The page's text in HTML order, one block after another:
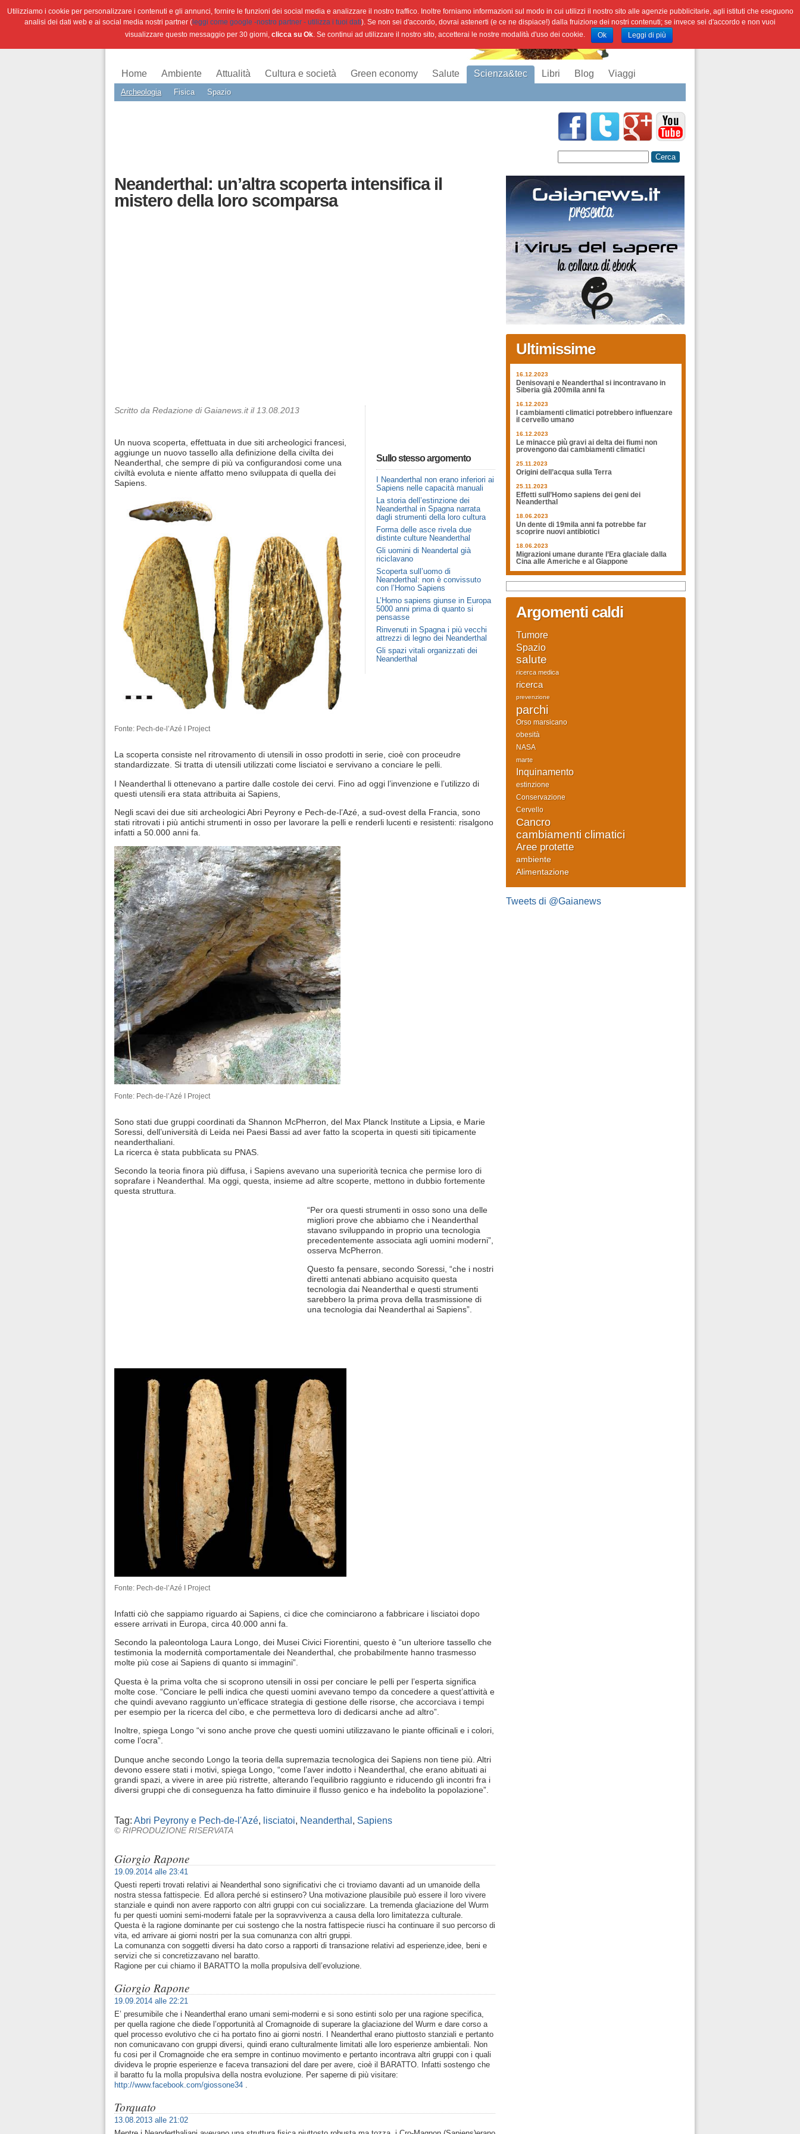
Home Ambiente Attualità Cultura e società Green economy Salute Scienza&tec
Archeologia Fisica Spazio
Libri Blog Viaggi
Neanderthal: un’altra scoperta intensifica il
mistero della loro scomparsa
Sullo stesso argomento
I Neanderthal non erano inferiori ai
Sapiens nelle capacità manuali
La storia dell’estinzione dei
Neanderthal in Spagna narrata
dagli strumenti della loro cultura
Forma delle asce rivela due
distinte culture Neanderthal
Gli uomini di Neandertal già
riciclavano
Scoperta sull’uomo di
Neanderthal: non è convissuto
con l’Homo Sapiens
L’Homo sapiens giunse in Europa
5000 anni prima di quanto si
pensasse
Rinvenuti in Spagna i più vecchi
attrezzi di legno dei Neanderthal
Gli spazi vitali organizzati dei
Neanderthal
Scritto da Redazione di Gaianews.it il 13.08.2013
Un nuova scoperta, effettuata in due siti archeologici francesi,
aggiunge un nuovo tassello alla definizione della civilta dei
Neanderthal, che sempre di più va configurandosi come una
civiltà evoluta e niente affatto meno sviluppata di quella dei
Sapiens.
Fonte: Pech-de-l’Azé I Project
La scoperta consiste nel ritrovamento di utensili in osso prodotti in serie, cioè con proceudre
standardizzate. Si tratta di utensili utilizzati come lisciatoi e servivano a conciare le pelli.
I Neanderthal li ottenevano a partire dalle costole dei cervi. Fino ad oggi l’invenzione e l’utilizzo di
questi utensili era stata attribuita ai Sapiens,
Negli scavi dei due siti archeologici Abri Peyrony e Pech-de-l’Azé, a sud-ovest della Francia, sono
stati ritrovati i più antichi strumenti in osso per lavorare la pelli e renderli lucenti e resistenti: risalgono
infatti a 50.000 anni fa.
Fonte: Pech-de-l’Azé I Project
Sono stati due gruppi coordinati da Shannon McPherron, del Max Planck Institute a Lipsia, e Marie
Soressi, dell’università di Leida nei Paesi Bassi ad aver fatto la scoperta in questi siti tipicamente
neanderthaliani.
La ricerca è stata pubblicata su PNAS.
Secondo la teoria finora più diffusa, i Sapiens avevano una superiorità tecnica che permise loro di
soprafare i Neanderthal. Ma oggi, questa, insieme ad altre scoperte, mettono in dubbio fortemente
questa struttura.
“Per ora questi strumenti in osso sono una delle
migliori prove che abbiamo che i Neanderthal
stavano sviluppando in proprio una tecnologia
precedentemente associata agli uomini moderni”,
osserva McPherron.
Questo fa pensare, secondo Soressi, “che i nostri
diretti antenati abbiano acquisito questa
tecnologia dai Neanderthal e questi strumenti
sarebbero la prima prova della trasmissione di
una tecnologia dai Neanderthal ai Sapiens”.
Fonte: Pech-de-l’Azé I Project
Infatti ciò che sappiamo riguardo ai Sapiens, ci dice che cominciarono a fabbricare i lisciatoi dopo
essere arrivati in Europa, circa 40.000 anni fa.
Secondo la paleontologa Laura Longo, dei Musei Civici Fiorentini, questo è “un ulteriore tassello che
testimonia la modernità comportamentale dei Neanderthal, che probabilmente hanno trasmesso
molte più cose ai Sapiens di quanto si immagini”.
Questa è la prima volta che si scoprono utensili in ossi per conciare le pelli per l’esperta significa
molte cose. “Conciare le pelli indica che questi uomini avevano tempo da concedere a quest’attività e
che quindi avevano raggiunto un’efficace strategia di gestione delle risorse, che accorciava i tempi
per esempio per la ricerca del cibo, e che permetteva loro di dedicarsi anche ad altro”.
Inoltre, spiega Longo “vi sono anche prove che questi uomini utilizzavano le piante officinali e i colori,
come l’ocra”.
Dunque anche secondo Longo la teoria della supremazia tecnologica dei Sapiens non tiene più. Altri
devono essere stati i motivi, spiega Longo, “come l’aver indotto i Neanderthal, che erano abituati ai
grandi spazi, a vivere in aree più ristrette, alterando l’equilibrio raggiunto e riducendo gli incontri fra i
diversi gruppi che di conseguenza ha fatto diminuire il flusso genico e ha indebolito la popolazione”.
Tag: Abri Peyrony e Pech-de-l'Azé, lisciatoi, Neanderthal , Sapiens
© RIPRODUZIONE RISERVATA
Giorgio Rapone
19.09.2014 alle 23:41
Questi reperti trovati relativi ai Neanderthal sono significativi che ci troviamo davanti ad un umanoide della
nostra stessa fattispecie. Ed allora perché si estinsero? Una motivazione plausibile può essere il loro vivere
stanziale e quindi non avere rapporto con altri gruppi con cui socializzare. La tremenda glaciazione del Wurm
fu per questi uomini semi-moderni fatale per la sopravvivenza a causa della loro limitatezza culturale.
Questa è la ragione dominante per cui sostengo che la nostra fattispecie riusci ha continuare il suo percorso di
vita, ed arrivare ai giorni nostri per la sua comunanza con altri gruppi.
La comunanza con soggetti diversi ha dato corso a rapporti di transazione relativi ad esperienze,idee, beni e
servizi che si concretizzavano nel baratto.
Ragione per cui chiamo il BARATTO la molla propulsiva dell’evoluzione.
Giorgio Rapone
19.09.2014 alle 22:21
E’ presumibile che i Neanderthal erano umani semi-moderni e si sono estinti solo per una ragione specifica,
per quella ragione che diede l’opportunità al Cromagnoide di superare la glaciazione del Wurm e dare corso a
quel processo evolutivo che ci ha portato fino ai giorni nostri. I Neanderthal erano piuttosto stanziali e pertanto
non comunicavano con gruppi diversi, quindi erano culturalmente limitati alle loro esperienze ambientali. Non
fu cosi per il Cromagnoide che era sempre in continuo movimento e pertanto incontrava altri gruppi con i quali
divideva le proprie esperienze e faceva transazioni del dare per avere, cioè il BARATTO. Infatti sostengo che
il baratto fu la molla propulsiva della nostra evoluzione. Per saperne di più visitare:
http://www.facebook.com/giossone34
Torquato
13.08.2013 alle 21:02
Ultimissime
16.12.2023
Denisovani e Neanderthal si incontravano in
Siberia già 200mila anni fa
16.12.2023
I cambiamenti climatici potrebbero influenzare
il cervello umano
16.12.2023
Le minacce più gravi ai delta dei fiumi non
provengono dai cambiamenti climatici
25.11.2023
Origini dell’acqua sulla Terra
25.11.2023
Effetti sull’Homo sapiens dei geni dei
Neanderthal
18.06.2023
Un dente di 19mila anni fa potrebbe far
scoprire nuovi antibiotici
18.06.2023
Migrazioni umane durante l’Era glaciale dalla
Cina alle Americhe e al Giappone
Argomenti caldi
Tumore
Spazio
salute
ricerca medica
ricerca
prevenzione
parchi
Orso marsicano
obesità
NASA
marte
Inquinamento
estinzione
Conservazione
Cervello
Cancro
cambiamenti climatici
Aree protette
ambiente
Alimentazione
Tweets di @Gaianews
Utilizziamo i cookie per personalizzare i contenuti e gli annunci, fornire le funzioni dei social media e analizzare il nostro traffico. Inoltre forniamo informazioni sul modo in cui utilizzi il nostro sito alle agenzie pubblicitarie, agli istituti che eseguono
analisi dei dati web e ai social media nostri partner ( leggi come google -nostro partner - utilizza i tuoi dati). Se non sei d'accordo, dovrai astenerti (e ce ne dispiace!) dalla fruizione dei nostri contenuti; se invece sei d'accordo e non vuoi
visualizzare questo messaggio per 30 giorni,clicca su Ok. Se continui ad utilizzare il nostro sito, accetterai le nostre modalità d'uso dei cookie. Ok Leggi di più